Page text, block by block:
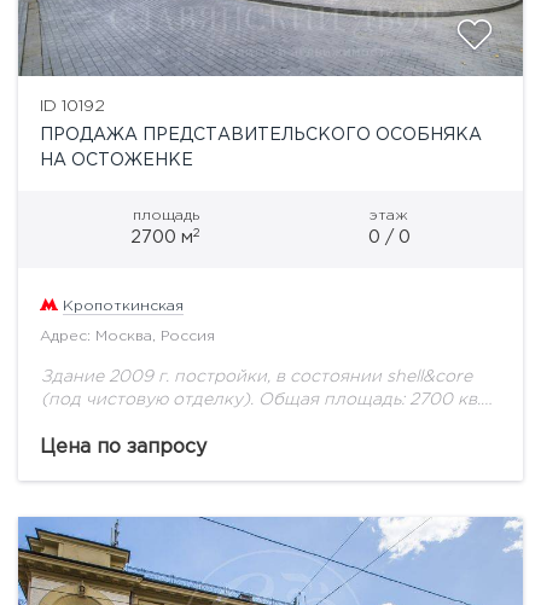
ID 10192
ПРОДАЖА ПРЕДСТАВИТЕЛЬСКОГО ОСОБНЯКА
НА ОСТОЖЕНКЕ
площадь
2700 м2
этаж
0 / 0
Кропоткинская
Адрес: Москва, Россия
Здание 2009 г. постройки, в состоянии shell&core
(под чистовую отделку). Общая площадь: 2700 кв.
640 кв.м., 2...
Цена по запросу